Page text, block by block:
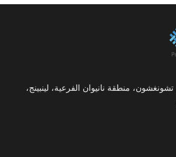
1920، مبنى تشونغشون، منطقة نانيوان الفرعية، لينبينج،